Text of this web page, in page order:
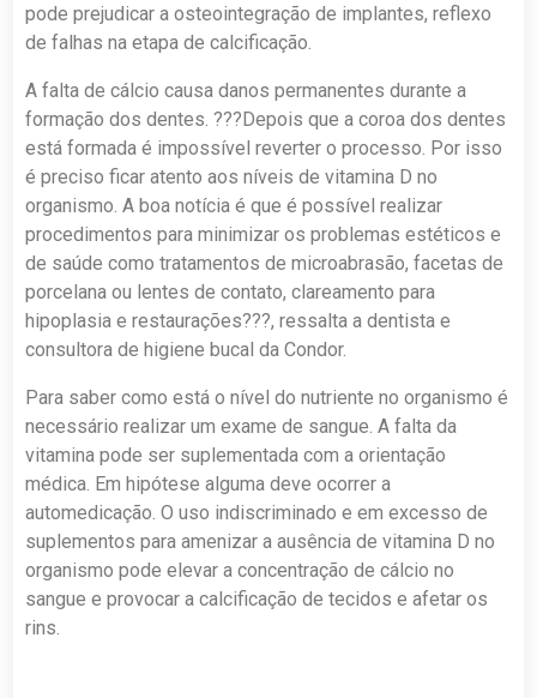
pode prejudicar a osteointegração de implantes, reflexo
de falhas na etapa de calcificação.
A falta de cálcio causa danos permanentes durante a
formação dos dentes. ???Depois que a coroa dos dentes
está formada é impossível reverter o processo. Por isso
é preciso ficar atento aos níveis de vitamina D no
organismo. A boa notícia é que é possível realizar
procedimentos para minimizar os problemas estéticos e
de saúde como tratamentos de microabrasão, facetas de
porcelana ou lentes de contato, clareamento para
hipoplasia e restaurações???, ressalta a dentista e
consultora de higiene bucal da Condor.
Para saber como está o nível do nutriente no organismo é
necessário realizar um exame de sangue. A falta da
vitamina pode ser suplementada com a orientação
médica. Em hipótese alguma deve ocorrer a
automedicação. O uso indiscriminado e em excesso de
suplementos para amenizar a ausência de vitamina D no
organismo pode elevar a concentração de cálcio no
sangue e provocar a calcificação de tecidos e afetar os
rins.